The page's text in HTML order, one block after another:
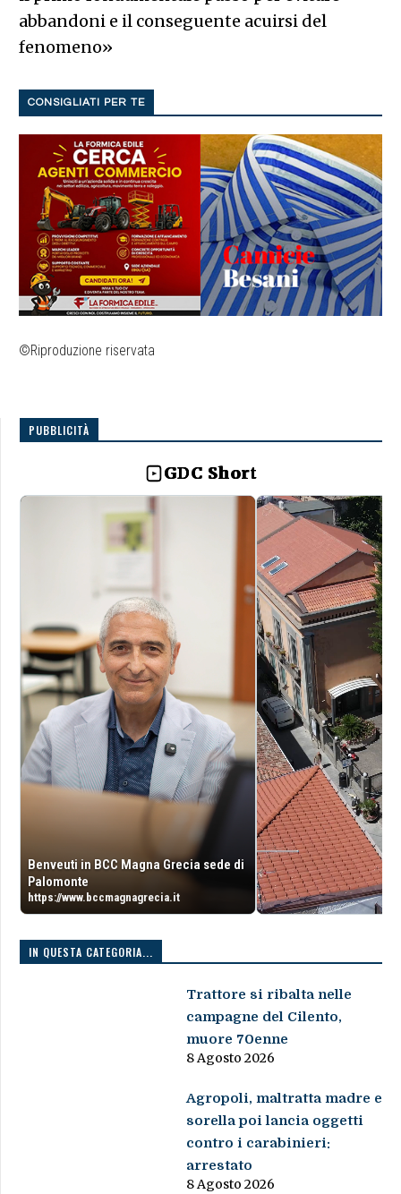
abbandoni e il conseguente acuirsi del
fenomeno»
CONSIGLIATI PER TE
©Riproduzione riservata
PUBBLICITÀ
GDC Short
Benveuti in BCC Magna Grecia sede di
Palomonte
https://www.bccmagnagrecia.it
IN QUESTA CATEGORIA...
Trattore si ribalta nelle
campagne del Cilento,
muore 70enne
8 Agosto 2026
Agropoli, maltratta madre e
sorella poi lancia oggetti
contro i carabinieri:
arrestato
8 Agosto 2026